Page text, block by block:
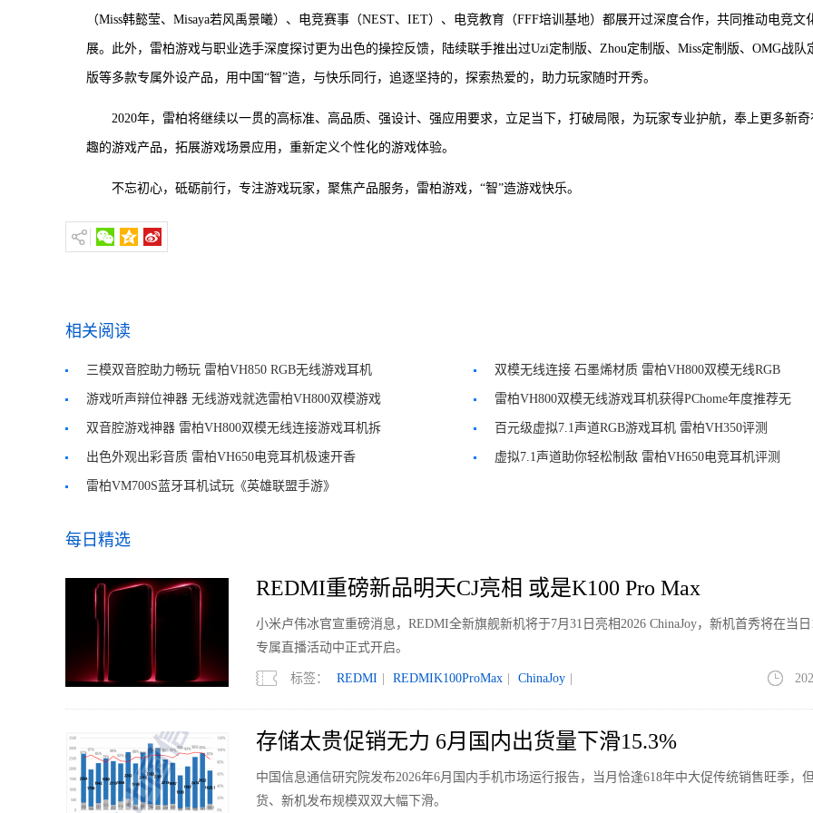
（Miss韩懿莹、Misaya若风禹景曦）、电竞赛事（NEST、IET）、电竞教育（FFF培训基地）都展开过深度合作，共同推动电竞文
展。此外，雷柏游戏与职业选手深度探讨更为出色的操控反馈，陆续联手推出过Uzi定制版、Zhou定制版、Miss定制版、OMG战队
版等多款专属外设产品，用中国“智”造，与快乐同行，追逐坚持的，探索热爱的，助力玩家随时开秀。
2020年，雷柏将继续以一贯的高标准、高品质、强设计、强应用要求，立足当下，打破局限，为玩家专业护航，奉上更多新奇
趣的游戏产品，拓展游戏场景应用，重新定义个性化的游戏体验。
不忘初心，砥砺前行，专注游戏玩家，聚焦产品服务，雷柏游戏，“智”造游戏快乐。
相关阅读
三模双音腔助力畅玩 雷柏VH850 RGB无线游戏耳机
评测
双模无线连接 石墨烯材质 雷柏VH800双模无线RGB
游戏耳机试玩《王者荣耀》
游戏听声辩位神器 无线游戏就选雷柏VH800双模游戏
耳机
雷柏VH800双模无线游戏耳机获得PChome年度推荐无
线游戏耳机奖
双音腔游戏神器 雷柏VH800双模无线连接游戏耳机拆
解评测
百元级虚拟7.1声道RGB游戏耳机 雷柏VH350评测
出色外观出彩音质 雷柏VH650电竞耳机极速开香 虚拟7.1声道助你轻松制敌 雷柏VH650电竞耳机评测
雷柏VM700S蓝牙耳机试玩《英雄联盟手游》
每日精选
REDMI重磅新品明天CJ亮相 或是K100 Pro Max
小米卢伟冰官宣重磅消息，REDMI全新旗舰新机将于7月31日亮相2026 ChinaJoy，新机首秀将在当日
专属直播活动中正式开启。
标签： REDMI REDMIK100ProMax ChinaJoy
存储太贵促销无力 6月国内出货量下滑15.3%
中国信息通信研究院发布2026年6月国内手机市场运行报告，当月恰逢618年中大促传统销售旺季，
货、新机发布规模双双大幅下滑。